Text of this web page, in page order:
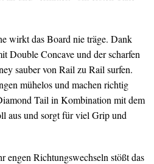
wirkt das Board nie träge. Dank
Double Concave und der scharfen
sauber von Rail zu Rail surfen.
mühelos und machen richtig
Tail in Kombination mit dem
aus und sorgt für viel Grip und
engen Richtungswechseln stößt das